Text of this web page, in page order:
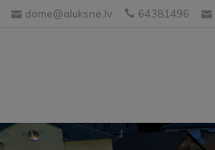
dome@aluksne.lv 64381496